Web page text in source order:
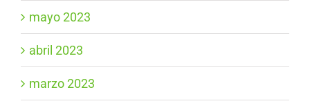
mayo 2023
abril 2023
marzo 2023